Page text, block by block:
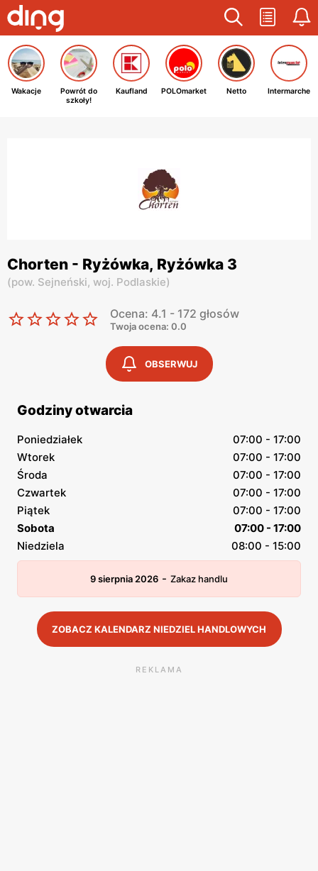
Wakacje
Powrót do
szkoły!
Kaufland POLOmarket Netto Intermarche
Chorten - Ryżówka, Ryżówka 3
(pow. Sejneński, woj. Podlaskie)
Ocena: 4.1 - 172 głosów
Twoja ocena: 0.0
OBSERWUJ
Godziny otwarcia
Poniedziałek
07:00 - 17:00
Wtorek
07:00 - 17:00
Środa
07:00 - 17:00
Czwartek
07:00 - 17:00
Piątek
07:00 - 17:00
Sobota
07:00 - 17:00
Niedziela
08:00 - 15:00
9 sierpnia 2026 - Zakaz handlu
ZOBACZ KALENDARZ NIEDZIEL HANDLOWYCH
REKLAMA